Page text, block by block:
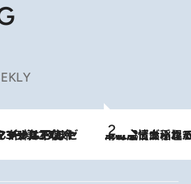
2026.8.5
下町風情あふれる台北屈指の人気エリア・大稲埕でセンスのいい台湾土産《ヴ